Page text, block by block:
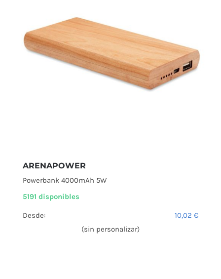
ARENAPOWER
Powerbank 4000mAh 5W
5191 disponibles
Desde: 10,02 €
(sin personalizar)